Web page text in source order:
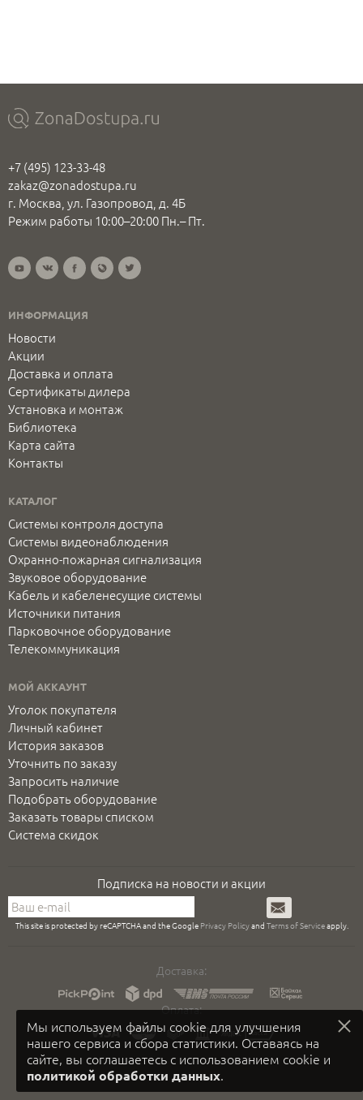
Мы используем файлы cookie для улучшения
нашего сервиса и сбора статистики. Оставаясь на
сайте, вы соглашаетесь с использованием cookie и
политикой обработки данных.
+7 (495) 123-33-48
zakaz@zonadostupa.ru
г. Москва, ул. Газопровод, д. 4Б
Режим работы 10:00–20:00 Пн.– Пт.
ИНФОРМАЦИЯ
Новости
Акции
Доставка и оплата
Сертификаты дилера
Установка и монтаж
Библиотека
Карта сайта
Контакты
КАТАЛОГ
Системы контроля доступа
Системы видеонаблюдения
Охранно-пожарная сигнализация
Звуковое оборудование
Кабель и кабеленесущие системы
Источники питания
Парковочное оборудование
Телекоммуникация
МОЙ АККАУНТ
Уголок покупателя
Личный кабинет
История заказов
Уточнить по заказу
Запросить наличие
Подобрать оборудование
Заказать товары списком
Система скидок
Подписка на новости и акции
Подписаться
This site is protected by reCAPTCHA and the Google Privacy Policyand Terms of Serviceapply.
Доставка:
Оплата: